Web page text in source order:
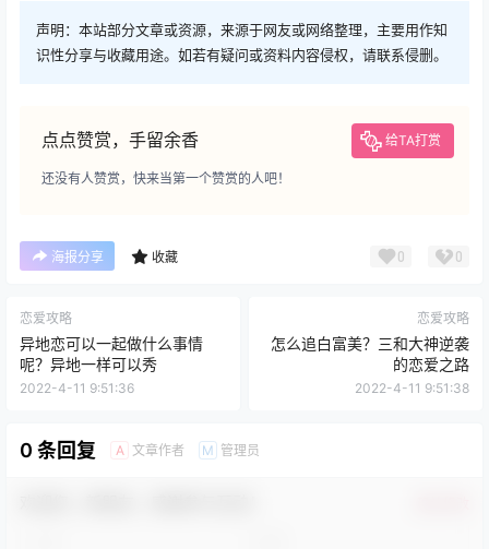
声明：本站部分文章或资源，来源于网友或网络整理，主要用作知
识性分享与收藏用途。如若有疑问或资料内容侵权，请联系侵删。
点点赞赏，手留余香 给TA打赏
还没有人赞赏，快来当第一个赞赏的人吧！
海报分享 收藏 0 0
恋爱攻略
异地恋可以一起做什么事情
呢？异地一样可以秀
2022-4-11 9:51:36
恋爱攻略
怎么追白富美？三和大神逆袭
的恋爱之路
2022-4-11 9:51:38
0 条回复 A 文章作者 M 管理员